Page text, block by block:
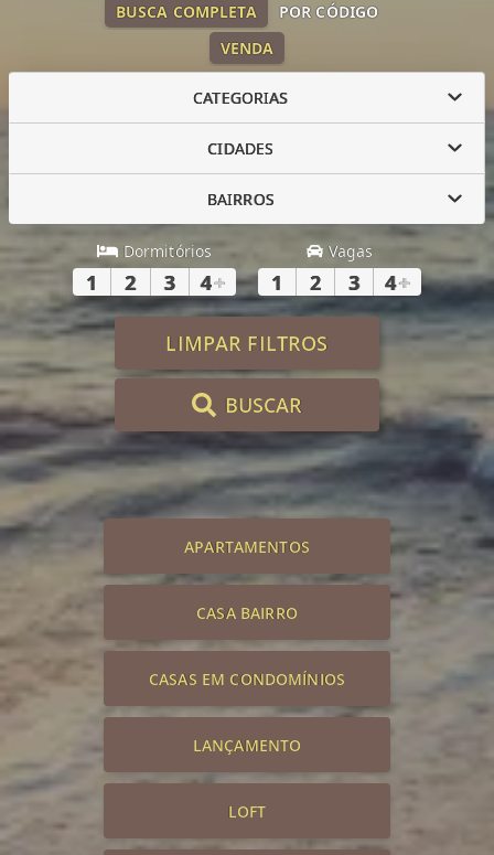
VENDA
BUSCA COMPLETA POR CÓDIGO
CATEGORIAS
CIDADES
BAIRROS
Dormitórios
1 2 3 4+
Vagas
1 2 3 4+
LIMPAR FILTROS
BUSCAR
APARTAMENTOS
CASA BAIRRO
CASAS EM CONDOMÍNIOS
LANÇAMENTO
LOFT